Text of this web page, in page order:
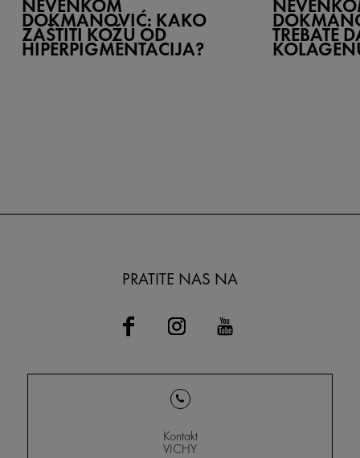
NEVENKOM
DOKMANOVIĆ: KAKO
ZAŠTITI KOŽU OD
HIPERPIGMENTACIJA?
TREBATE
PRATITE NAS NA
Kontakt
VICHY